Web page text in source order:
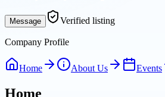
Message Verified listing
Company Profile
Home About Us Events
Home